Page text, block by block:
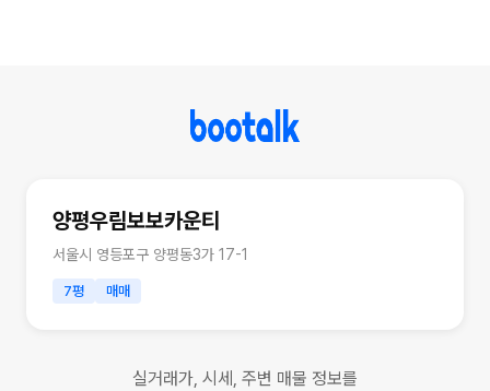
양평우림보보카운티
서울시 영등포구 양평동3가 17-1
7평 매매
실거래가, 시세, 주변 매물 정보를